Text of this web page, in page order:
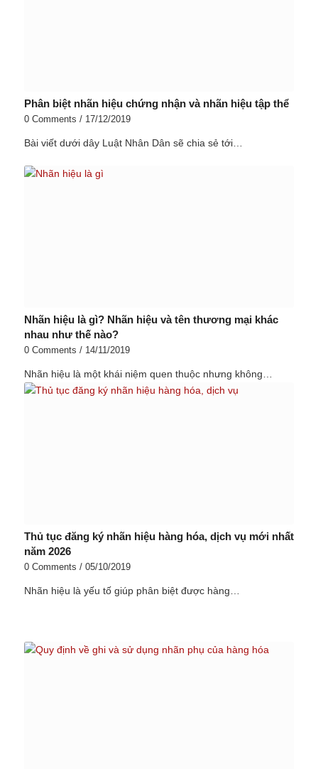
Phân biệt nhãn hiệu chứng nhận và nhãn hiệu tập thể
0 Comments / 17/12/2019
Bài viết dưới dây Luật Nhân Dân sẽ chia sẻ tới…
Nhãn hiệu là gì? Nhãn hiệu và tên thương mại khác
nhau như thế nào?
0 Comments / 14/11/2019
Nhãn hiệu là một khái niệm quen thuộc nhưng không…
Thủ tục đăng ký nhãn hiệu hàng hóa, dịch vụ mới nhất
năm 2026
0 Comments / 05/10/2019
Nhãn hiệu là yếu tố giúp phân biệt được hàng…